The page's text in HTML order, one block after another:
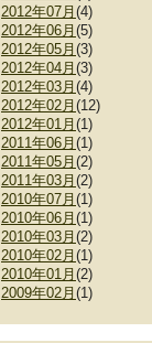
2012年07月 (4)
2012年06月 (5)
2012年05月 (3)
2012年04月 (3)
2012年03月 (4)
2012年02月 (12)
2012年01月 (1)
2011年06月 (1)
2011年05月 (2)
2011年03月 (2)
2010年07月 (1)
2010年06月 (1)
2010年03月 (2)
2010年02月 (1)
2010年01月 (2)
2009年02月 (1)